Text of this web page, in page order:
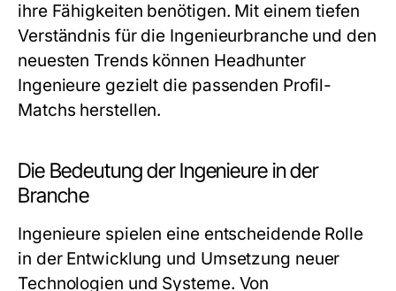
ihre Fähigkeiten benötigen. Mit einem tiefen
Verständnis für die Ingenieurbranche und den
neuesten Trends können Headhunter
Ingenieure gezielt die passenden Profil-
Matchs herstellen.
Die Bedeutung der Ingenieure in der
Branche
Ingenieure spielen eine entscheidende Rolle
in der Entwicklung und Umsetzung neuer
Technologien und Systeme. Von